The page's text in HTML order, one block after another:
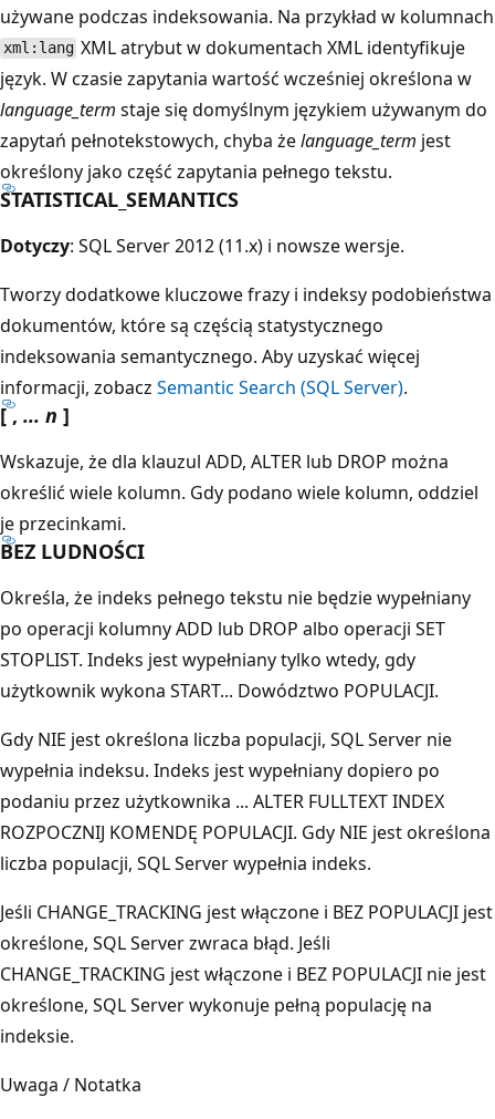
używane podczas indeksowania. Na przykład w kolumnach
xml:lang XML atrybut w dokumentach XML identyfikuje
język. W czasie zapytania wartość wcześniej określona w
language_term staje się domyślnym językiem używanym do
zapytań pełnotekstowych, chyba żelanguage_term jest
określony jako część zapytania pełnego tekstu.
STATISTICAL_SEMANTICS
Dotyczy: SQL Server 2012 (11.x) i nowsze wersje.
Tworzy dodatkowe kluczowe frazy i indeksy podobieństwa
dokumentów, które są częścią statystycznego
indeksowania semantycznego. Aby uzyskać więcej
informacji, zobacz Semantic Search (SQL Server).
[ , ... n ]
Wskazuje, że dla klauzul ADD, ALTER lub DROP można
określić wiele kolumn. Gdy podano wiele kolumn, oddziel
je przecinkami.
BEZ LUDNOŚCI
Określa, że indeks pełnego tekstu nie będzie wypełniany
po operacji kolumny ADD lub DROP albo operacji SET
STOPLIST. Indeks jest wypełniany tylko wtedy, gdy
użytkownik wykona START... Dowództwo POPULACJI.
Gdy NIE jest określona liczba populacji, SQL Server nie
wypełnia indeksu. Indeks jest wypełniany dopiero po
podaniu przez użytkownika ... ALTER FULLTEXT INDEX
ROZPOCZNIJ KOMENDĘ POPULACJI. Gdy NIE jest określona
liczba populacji, SQL Server wypełnia indeks.
Jeśli CHANGE_TRACKING jest włączone i BEZ POPULACJI jest
określone, SQL Server zwraca błąd. Jeśli
CHANGE_TRACKING jest włączone i BEZ POPULACJI nie jest
określone, SQL Server wykonuje pełną populację na
indeksie.
Uwaga / Notatka